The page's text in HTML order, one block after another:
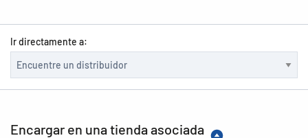
Ir directamente a:
Encargar en una tienda asociada